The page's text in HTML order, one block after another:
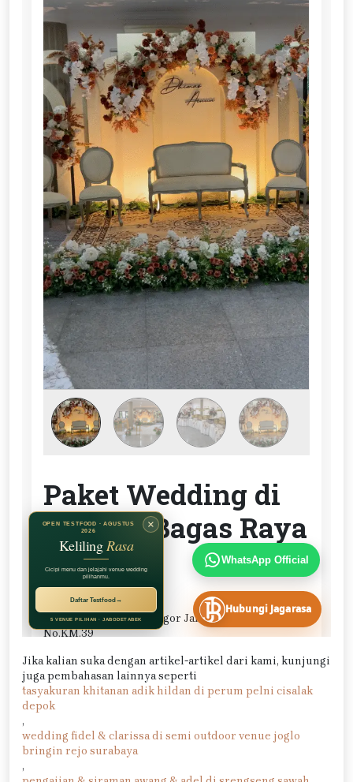
Jika kalian suka dengan artikel-artikel dari kami, kunjungi
juga pembahasan lainnya seperti
tasyakuran khitanan adik hildan di perum pelni cisalak
depok
,
wedding fidel & clarissa di semi outdoor venue joglo
bringin rejo surabaya
,